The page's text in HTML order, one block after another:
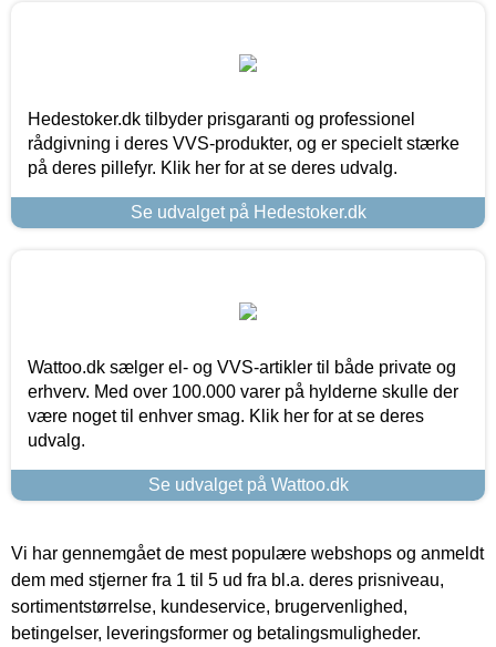
Hedestoker.dk tilbyder prisgaranti og professionel
rådgivning i deres VVS-produkter, og er specielt stærke
på deres pillefyr. Klik her for at se deres udvalg.
Se udvalget på Hedestoker.dk
Wattoo.dk sælger el- og VVS-artikler til både private og
erhverv. Med over 100.000 varer på hylderne skulle der
være noget til enhver smag. Klik her for at se deres
udvalg.
Se udvalget på Wattoo.dk
Vi har gennemgået de mest populære webshops og anmeldt
dem med stjerner fra 1 til 5 ud fra bl.a. deres prisniveau,
sortimentstørrelse, kundeservice, brugervenlighed,
betingelser, leveringsformer og betalingsmuligheder.